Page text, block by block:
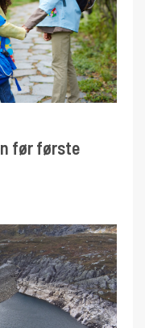
før første